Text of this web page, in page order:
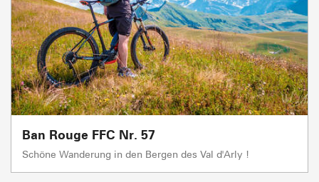
Ban Rouge FFC Nr. 57
Schöne Wanderung in den Bergen des Val d'Arly !